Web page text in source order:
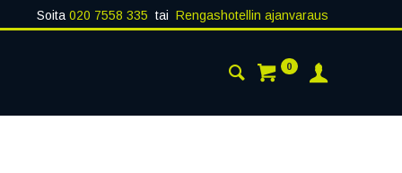
Soita 020 7558 335 tai Rengashotellin ajanvaraus
0